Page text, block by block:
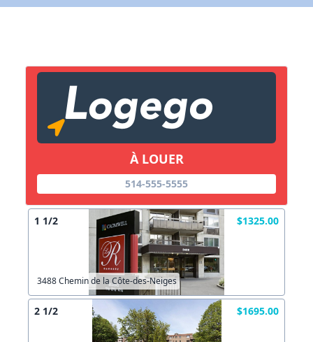
À LOUER
514-555-5555
1 1/2 $1325.00
3488 Chemin de la Côte-des-Neiges
2 1/2 $1695.00
Copier lien